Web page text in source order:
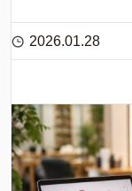
2026.01.28